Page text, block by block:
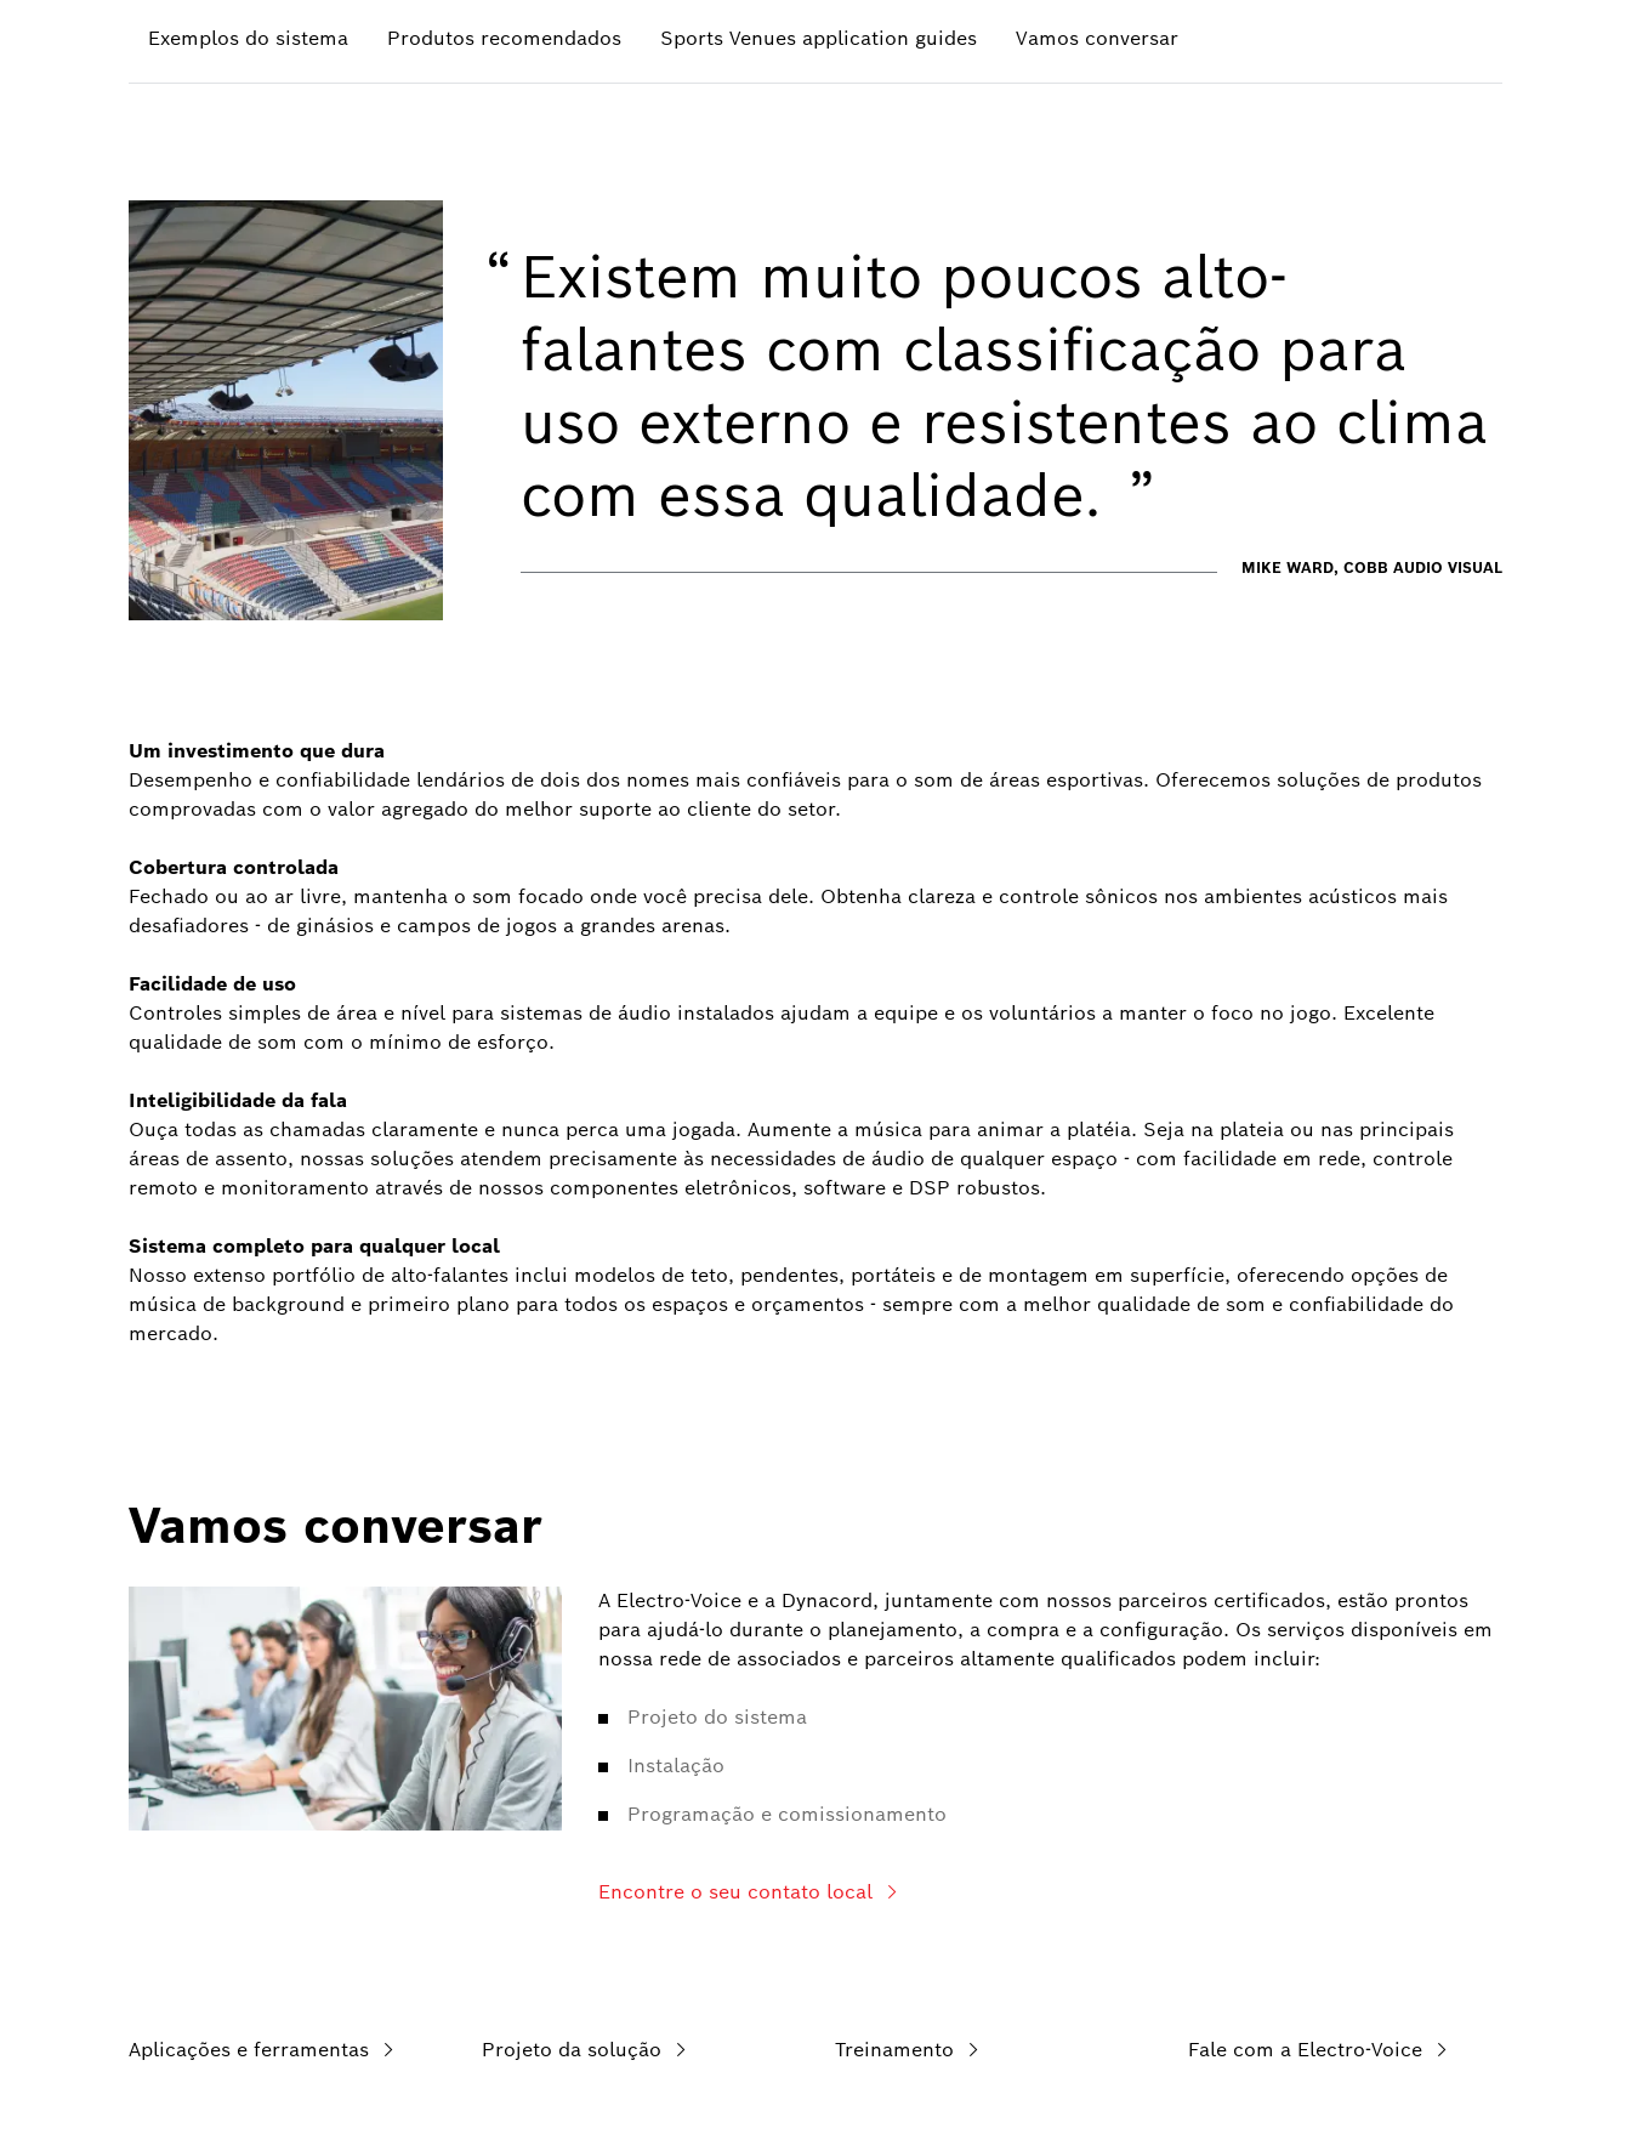
Exemplos do sistema Produtos recomendados Sports Venues application guides Vamos conversar
Existem muito poucos alto-
falantes com classificação para
uso externo e resistentes ao clima
com essa qualidade.
MIKE WARD, COBB AUDIO VISUAL
Um investimento que dura
Desempenho e confiabilidade lendários de dois dos nomes mais confiáveis para o som de áreas esportivas. Oferecemos soluções de produtos
comprovadas com o valor agregado do melhor suporte ao cliente do setor.
Cobertura controlada
Fechado ou ao ar livre, mantenha o som focado onde você precisa dele. Obtenha clareza e controle sônicos nos ambientes acústicos mais
desafiadores - de ginásios e campos de jogos a grandes arenas.
Facilidade de uso
Controles simples de área e nível para sistemas de áudio instalados ajudam a equipe e os voluntários a manter o foco no jogo. Excelente
qualidade de som com o mínimo de esforço.
Inteligibilidade da fala
Ouça todas as chamadas claramente e nunca perca uma jogada. Aumente a música para animar a platéia. Seja na plateia ou nas principais
áreas de assento, nossas soluções atendem precisamente às necessidades de áudio de qualquer espaço - com facilidade em rede, controle
remoto e monitoramento através de nossos componentes eletrônicos, software e DSP robustos.
Sistema completo para qualquer local
Nosso extenso portfólio de alto-falantes inclui modelos de teto, pendentes, portáteis e de montagem em superfície, oferecendo opções de
música de background e primeiro plano para todos os espaços e orçamentos - sempre com a melhor qualidade de som e confiabilidade do
mercado.
Vamos conversar
A Electro-Voice e a Dynacord, juntamente com nossos parceiros certificados, estão prontos
para ajudá-lo durante o planejamento, a compra e a configuração. Os serviços disponíveis em
nossa rede de associados e parceiros altamente qualificados podem incluir:
Projeto do sistema
Instalação
Programação e comissionamento
Encontre o seu contato local
Aplicações e ferramentas Projeto da solução Treinamento Fale com a Electro-Voice